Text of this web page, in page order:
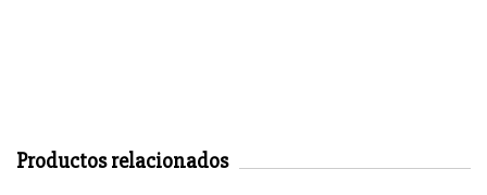
Productos relacionados